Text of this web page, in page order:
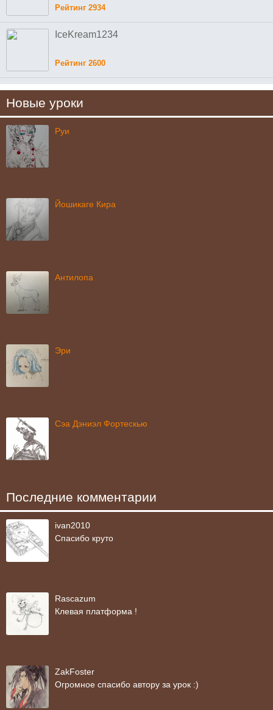
Рейтинг 2934
IceKream1234
Рейтинг 2600
Новые уроки
Руи
Йошикаге Кира
Антилопа
Эри
Сэа Дэниэл Фортескью
Последние комментарии
ivan2010
Спасибо круто
Rascazum
Клевая платформа !
ZakFoster
Огромное спасибо автору за урок :)